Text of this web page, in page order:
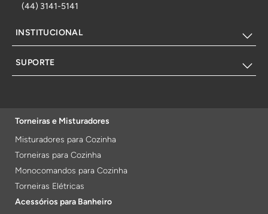
(44) 3141-5141
INSTITUCIONAL
SUPORTE
Torneiras e Misturadores
Misturadores para Cozinha
Torneiras para Cozinha
Monocomandos para Cozinha
Torneiras Elétricas
Acessórios para Banheiro